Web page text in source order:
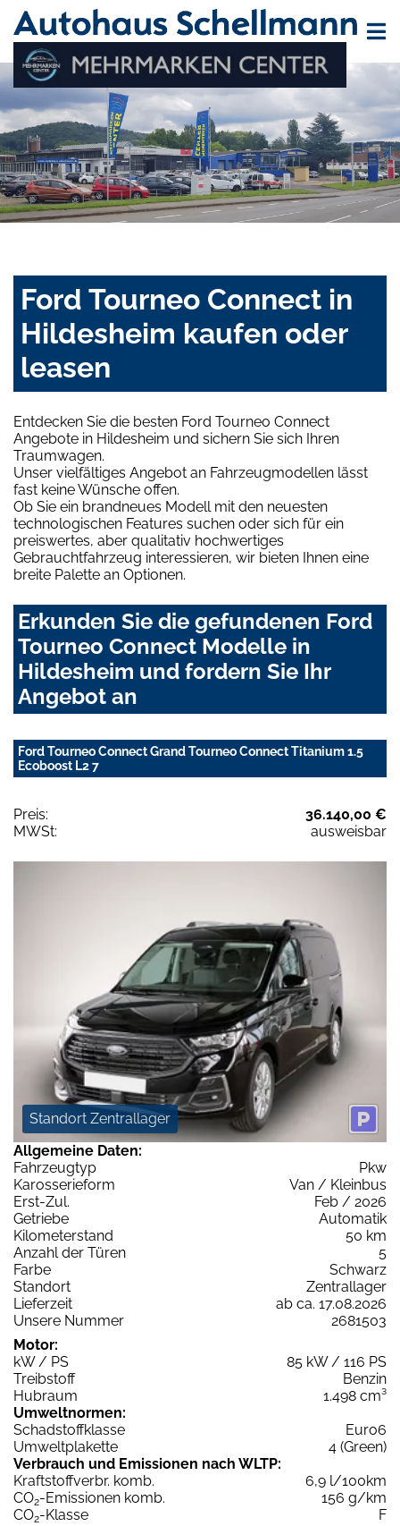
Ford Tourneo Connect in
Hildesheim kaufen oder
leasen
Entdecken Sie die besten Ford Tourneo Connect
Angebote in Hildesheim und sichern Sie sich Ihren
Traumwagen.
Unser vielfältiges Angebot an Fahrzeugmodellen lässt
fast keine Wünsche offen.
Ob Sie ein brandneues Modell mit den neuesten
technologischen Features suchen oder sich für ein
preiswertes, aber qualitativ hochwertiges
Gebrauchtfahrzeug interessieren, wir bieten Ihnen eine
breite Palette an Optionen.
Erkunden Sie die gefundenen Ford
Tourneo Connect Modelle in
Hildesheim und fordern Sie Ihr
Angebot an
Ford Tourneo Connect Grand Tourneo Connect Titanium 1.5
Ecoboost L2 7
Preis:
36.140,00 €
MWSt:
ausweisbar
Standort Zentrallager
Allgemeine Daten:
Fahrzeugtyp
Pkw
Karosserieform
Van / Kleinbus
Erst-Zul.
Feb / 2026
Getriebe
Automatik
Kilometerstand
50 km
Anzahl der Türen
5
Farbe
Schwarz
Standort
Zentrallager
Lieferzeit
ab ca. 17.08.2026
Unsere Nummer
2681503
Motor:
kW / PS
85 kW / 116 PS
Treibstoff
Benzin
Hubraum
1.498 cm³
Umweltnormen:
Schadstoffklasse
Euro6
Umweltplakette
4 (Green)
Verbrauch und Emissionen nach WLTP:
Kraftstoffverbr. komb.
6,9 l/100km
CO2-Emissionen komb.
156 g/km
CO2-Klasse
F